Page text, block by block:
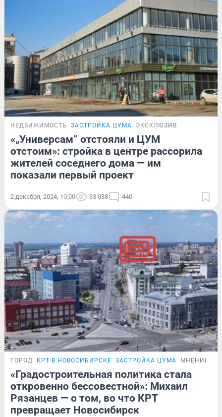
НЕДВИЖИМОСТЬ ЗАСТРОЙКА ЦУМА ЭКСКЛЮЗИВ
«„Универсам“ отстояли и ЦУМ
отстоим»: стройка в центре рассорила
жителей соседнего дома — им
показали первый проект
2 декабря, 2024, 10:00 33 038 440
ГОРОД КРТ В НОВОСИБИРСКЕ ЗАСТРОЙКА ЦУМА МНЕНИЕ
«Градостроительная политика стала
откровенно бессовестной»: Михаил
Рязанцев — о том, во что КРТ
превращает Новосибирск